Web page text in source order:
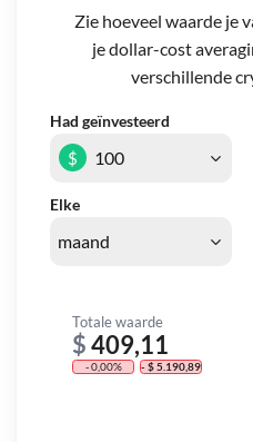
Zie hoeveel waarde je
je dollar-cost
verschillende
Had geïnvesteerd
Elke
$
Totale waarde
$409,11
- 0,00% - $ 5.190,89